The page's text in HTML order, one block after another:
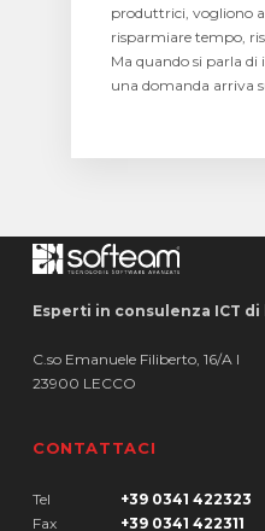
produttrici, vogliono
risparmiare tempo,
Ma quando si parla
una domanda arriva
Esperti in consulenza ICT
C.so Emanuele Filiberto, 16/A I
23900 LECCO
CONTATTACI
Tel
+39 0341 422323
Fax
+39 0341 422311